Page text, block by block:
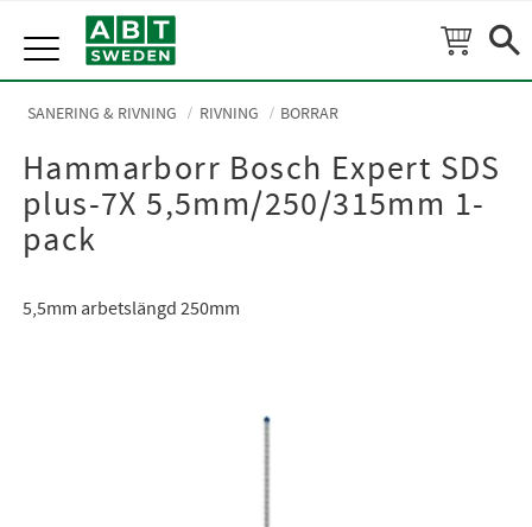
Meny
SANERING & RIVNING RIVNING BORRAR
Hammarborr Bosch Expert SDS
plus-7X 5,5mm/250/315mm 1-
pack
5,5mm arbetslängd 250mm